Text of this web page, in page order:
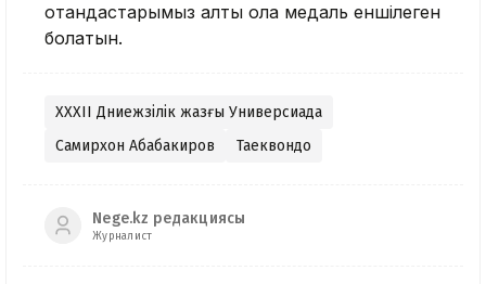
отандастарымыз алты қола медаль еншілеген
болатын.
XXXII Дүниежүзілік жазғы Универсиада
Самирхон Абабакиров
Таеквондо
Nege.kz редакциясы
Журналист